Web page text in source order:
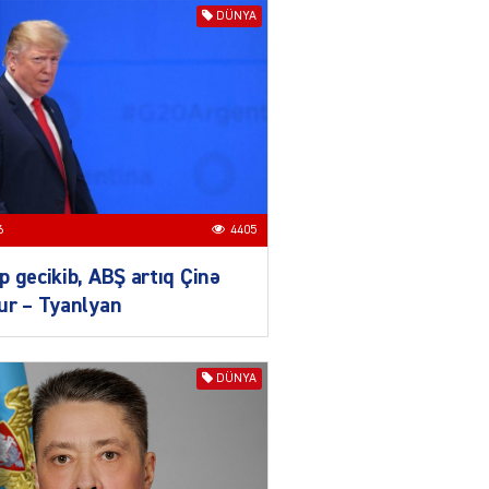
Zərdabda qəsdən yanğın
törədən şəxs saxlanıldı
07.08.2026
Kiyevdə əlinə silah alıb
döyüşdü, Azərbaycanda
həbs olundu – MƏHKƏMƏ İŞİ
04.08.2026 4401
80 manatlıq Prezident
təqaüdü ilə bağlı VACİB
AÇIQLAMA
04.08.2026 4399
Cəza çəkən şəxs məhkum
yoldaşını buna görə
DÜNYA
4405
gecikib, ABŞ artıq Çinə
– Tyanlyan
DÜNYA